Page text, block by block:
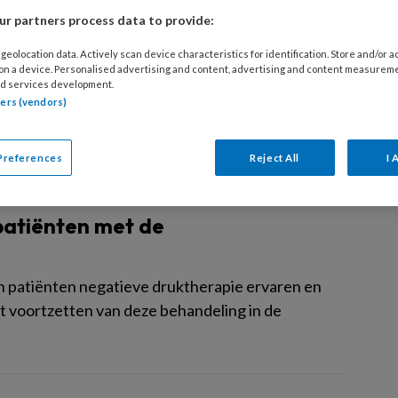
invloed een mantelzorgprogramma heeft op
patiënten die een oncologische operatie aan
met de
patiënten negatieve druktherapie ervaren en
van deze behandeling in de
partners process data to provide:
data. Actively scan device characteristics for identification. Store and/or
a device. Personalised advertising and content, advertising and content
services development.
(vendors)
Reject All I